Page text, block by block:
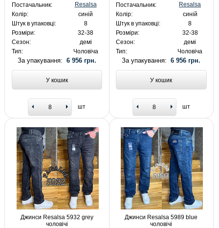
Постачальник:
Resalsa
Колір:
синій
Штук в упаковці:
8
Розміри:
32-38
Сезон:
демі
Тип:
Чоловіча
За упакування: 6 956 грн.
У кошик
шт
Постачальник:
Resalsa
Колір:
синій
Штук в упаковці:
8
Розміри:
32-38
Сезон:
демі
Тип:
Чоловіча
За упакування:6 956 грн.
У кошик
шт
Джинси Resalsa 5932 grey
чоловічі
Джинси Resalsa 5989 blue
чоловічі